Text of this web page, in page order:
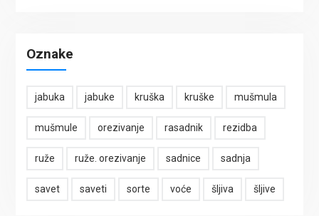
Oznake
jabuka jabuke kruška kruške mušmula
mušmule orezivanje rasadnik rezidba
ruže ruže. orezivanje sadnice sadnja
savet saveti sorte voće šljiva šljive